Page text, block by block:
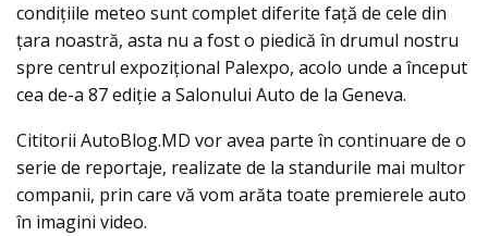
condiţiile meteo sunt complet diferite faţă de cele din
ţara noastră, asta nu a fost o piedică în drumul nostru
spre centrul expoziţional Palexpo, acolo unde a început
cea de-a 87 ediţie a Salonului Auto de la Geneva.
Cititorii AutoBlog.MD vor avea parte în continuare de o
serie de reportaje, realizate de la standurile mai multor
companii, prin care vă vom arăta toate premierele auto
în imagini video.